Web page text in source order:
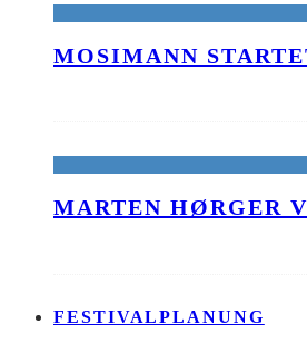
MOSIMANN
MARTEN HØRGER
FESTIVALPLANUNG